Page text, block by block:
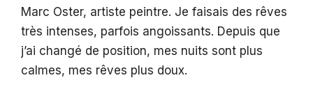
Marc Oster, artiste peintre. Je faisais des rêves
très intenses, parfois angoissants. Depuis que
j’ai changé de position, mes nuits sont plus
calmes, mes rêves plus doux.